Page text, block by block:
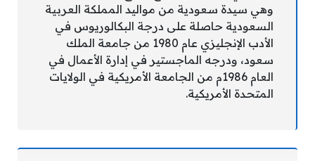
وهي سيدة سعودية من مواليد المملكة العربية
السعودية حاصلة على درجة البكالوريوس في
الأدب الإنجليزي عام 1980 من جامعة الملك
سعود، ودرجه الماجستير في إدارة الأعمال في
العام 1986م من الجامعة الأمريكية في الولايات
المتحدة الأمريكية.